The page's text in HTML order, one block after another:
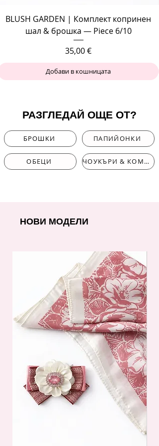
BLUSH GARDEN | Комплект копринен
шал & брошка — Piece 6/10
Цена
35,00 €
Добави в кошницата
РАЗГЛЕДАЙ ОЩЕ ОТ?
БРОШКИ ПАПИЙОНКИ
ОБЕЦИ ЧОУКЪРИ & КОМПЛЕКТИ
НОВИ МОДЕЛИ